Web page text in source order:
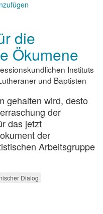
die
Ökumene
Instituts
und Baptisten
gehalten wird, desto
der
das jetzt
der
Arbeitsgruppe
Dialog